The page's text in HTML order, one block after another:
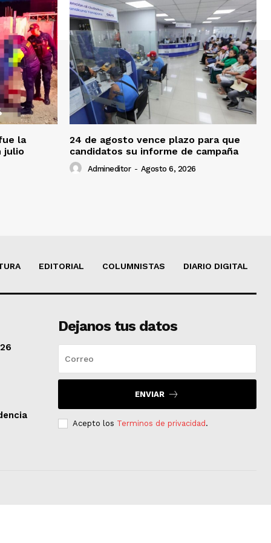
la
julio
24 de agosto vence plazo para que
candidatos su informe de campaña
Admineditor - Agosto 6, 2026
EDITORIAL COLUMNISTAS DIARIO DIGITAL
Dejanos tus datos
ENVIAR
Acepto los Terminos de privacidad.